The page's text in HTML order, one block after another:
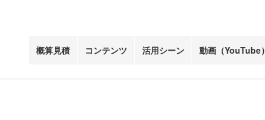
概算見積 コンテンツ 活用シーン 動画（YouTube）